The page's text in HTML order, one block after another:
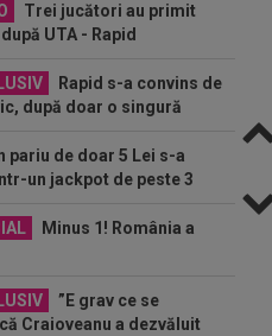
Trei jucători au primit
UTA - Rapid
Rapid s-a convins de
după doar o singură
pariu de doar 5 Lei s-a
un jackpot de peste 3
Minus 1! România a
”E grav ce se
Craioveanu a dezvăluit